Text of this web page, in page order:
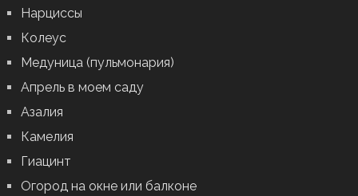
Нарциссы
Колеус
Медуница (пульмонария)
Апрель в моем саду
Азалия
Камелия
Гиацинт
Огород на окне или балконе